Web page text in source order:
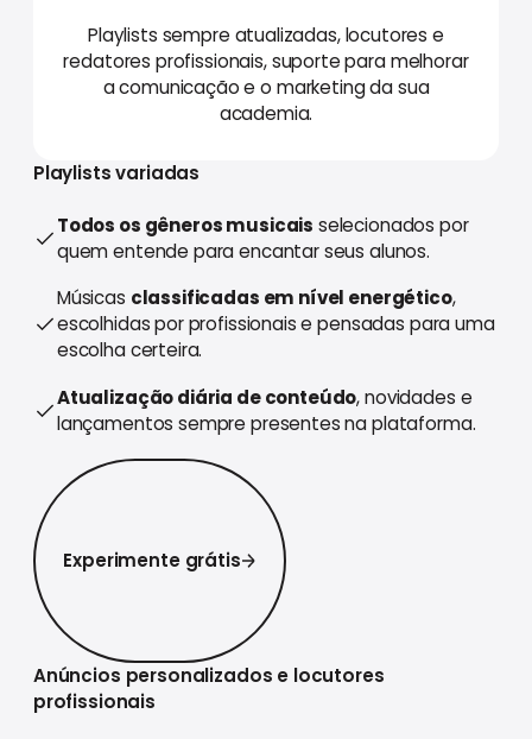
Playlists sempre atualizadas, locutores e
redatores profissionais, suporte para melhorar
a comunicação e o marketing da sua
academia.
Playlists variadas
Todos os gêneros musicais selecionados por
quem entende para encantar seus alunos.
Músicas classificadas em nível energético,
escolhidas por profissionais e pensadas para uma
escolha certeira.
Atualização diária de conteúdo, novidades e
lançamentos sempre presentes na plataforma.
Experimente grátis
Experimente grátis
Anúncios personalizados e locutores
profissionais